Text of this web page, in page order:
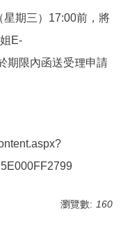
期三）17:00前，將
E-
期限內函送受理申請
瀏覽數: 160